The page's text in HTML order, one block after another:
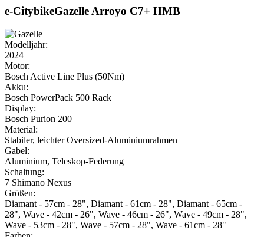
e-CitybikeGazelle Arroyo C7+ HMB
Modelljahr:
2024
Motor:
Bosch Active Line Plus (50Nm)
Akku:
Bosch PowerPack 500 Rack
Display:
Bosch Purion 200
Material:
Stabiler, leichter Oversized-Aluminiumrahmen
Gabel:
Aluminium, Teleskop-Federung
Schaltung:
7 Shimano Nexus
Größen:
Diamant - 57cm - 28", Diamant - 61cm - 28", Diamant - 65cm -
28", Wave - 42cm - 26", Wave - 46cm - 26", Wave - 49cm - 28",
Wave - 53cm - 28", Wave - 57cm - 28", Wave - 61cm - 28"